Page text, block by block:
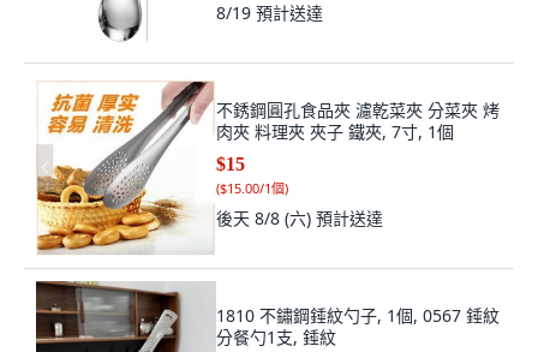
8/19 預計送達
不銹鋼圓孔食品夾 濾乾菜夾 分菜夾 烤
肉夾 料理夾 夾子 鐵夾, 7寸, 1個
$15
($15.00/1個)
後天 8/8 (六) 預計送達
1810 不鏽鋼錘紋勺子, 1個, 0567 錘紋
分餐勺1支, 錘紋